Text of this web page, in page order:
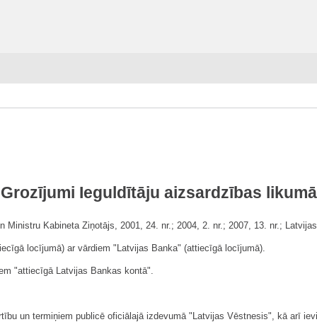
Grozījumi Ieguldītāju aizsardzības likumā
Kabineta Ziņotājs, 2001, 24. nr.; 2004, 2. nr.; 2007, 13. nr.;
locījumā) ar vārdiem "Latvijas Banka" (attiecīgā locījumā).
"attiecīgā Latvijas Bankas kontā".
un termiņiem publicē oficiālajā izdevumā "Latvijas Vēstnesis", kā arī